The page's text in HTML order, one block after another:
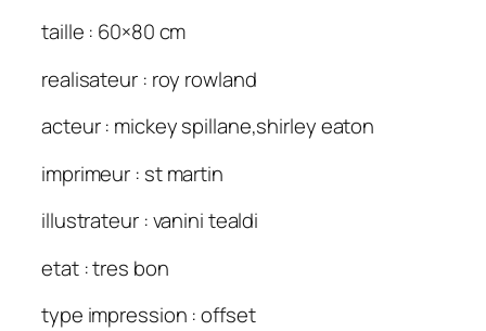
taille : 60×80 cm
realisateur : roy rowland
acteur : mickey spillane,shirley eaton
imprimeur : st martin
illustrateur : vanini tealdi
etat : tres bon
type impression : offset